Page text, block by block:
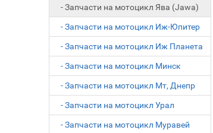
- Запчасти на мотоцикл Ява (Jawa)
- Запчасти на мотоцикл Иж-Юпитер
- Запчасти на мотоцикл Иж Планета
- Запчасти на мотоцикл Минск
- Запчасти на мотоцикл Мт, Днепр
- Запчасти на мотоцикл Урал
- Запчасти на мотоцикл Муравей